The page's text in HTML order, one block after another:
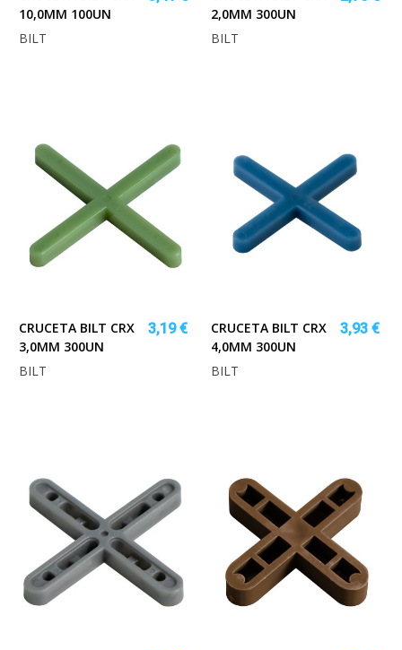
10,0MM 100UN
BILT
2,0MM 300UN
BILT
CRUCETA BILT CRX
3,0MM 300UN
3,19 €
BILT
CRUCETA BILT CRX
4,0MM 300UN
3,93 €
BILT